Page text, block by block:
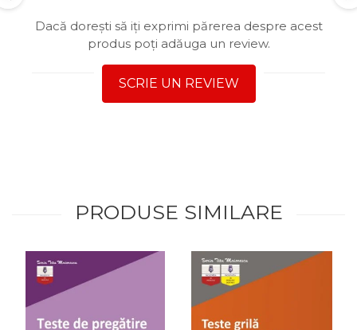
Dacă dorești să iți exprimi părerea despre acest
produs poți adăuga un review.
SCRIE UN REVIEW
PRODUSE SIMILARE